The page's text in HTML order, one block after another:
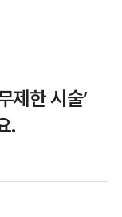
제한 시술’
.